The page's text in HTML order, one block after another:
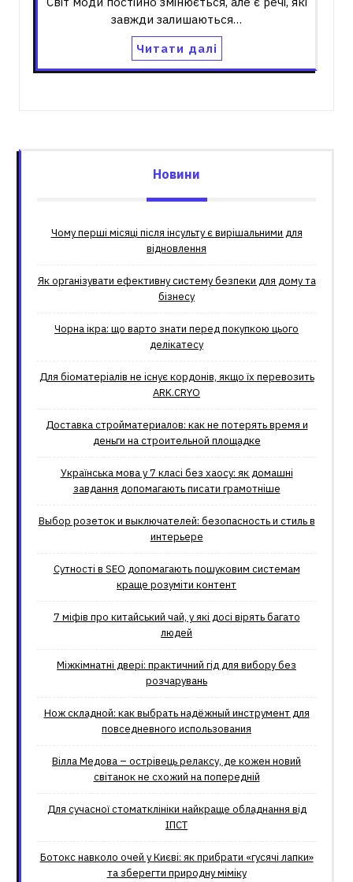
завжди залишаються…
Читати далі
Новини
Чому перші місяці після інсульту є вирішальними для
відновлення
Як організувати ефективну систему безпеки для дому та
бізнесу
Чорна ікра: що варто знати перед покупкою цього
делікатесу
Для біоматеріалів не існує кордонів, якщо їх перевозить
ARK.CRYO
Доставка стройматериалов: как не потерять время и
деньги на строительной площадке
Українська мова у 7 класі без хаосу: як домашні
завдання допомагають писати грамотніше
Выбор розеток и выключателей: безопасность и стиль в
интерьере
Сутності в SEO допомагають пошуковим системам
краще розуміти контент
7 міфів про китайський чай, у які досі вірять багато
людей
Міжкімнатні двері: практичний гід для вибору без
розчарувань
Нож складной: как выбрать надёжный инструмент для
повседневного использования
Вілла Медова – острівець релаксу, де кожен новий
світанок не схожий на попередній
Для сучасної стоматклініки найкраще обладнання від
ІПСТ
Ботокс навколо очей у Києві: як прибрати «гусячі лапки»
та зберегти природну міміку